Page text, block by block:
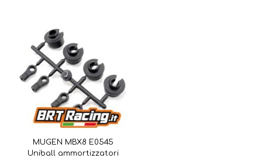
MUGEN MBX8 E0545
Uniball ammortizzatori